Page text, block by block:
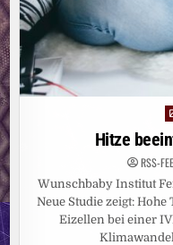
Hitze
RSS-
Wunschbaby Institut
Neue Studie zeigt:
Eizellen bei einer